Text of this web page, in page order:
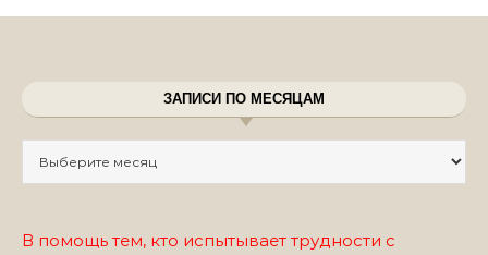
ЗАПИСИ ПО МЕСЯЦАМ
В помощь тем, кто испытывает трудности с